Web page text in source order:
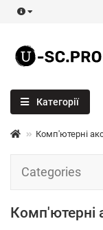
Категорії
Комп'ютерні
Categories
Комп'ютерні